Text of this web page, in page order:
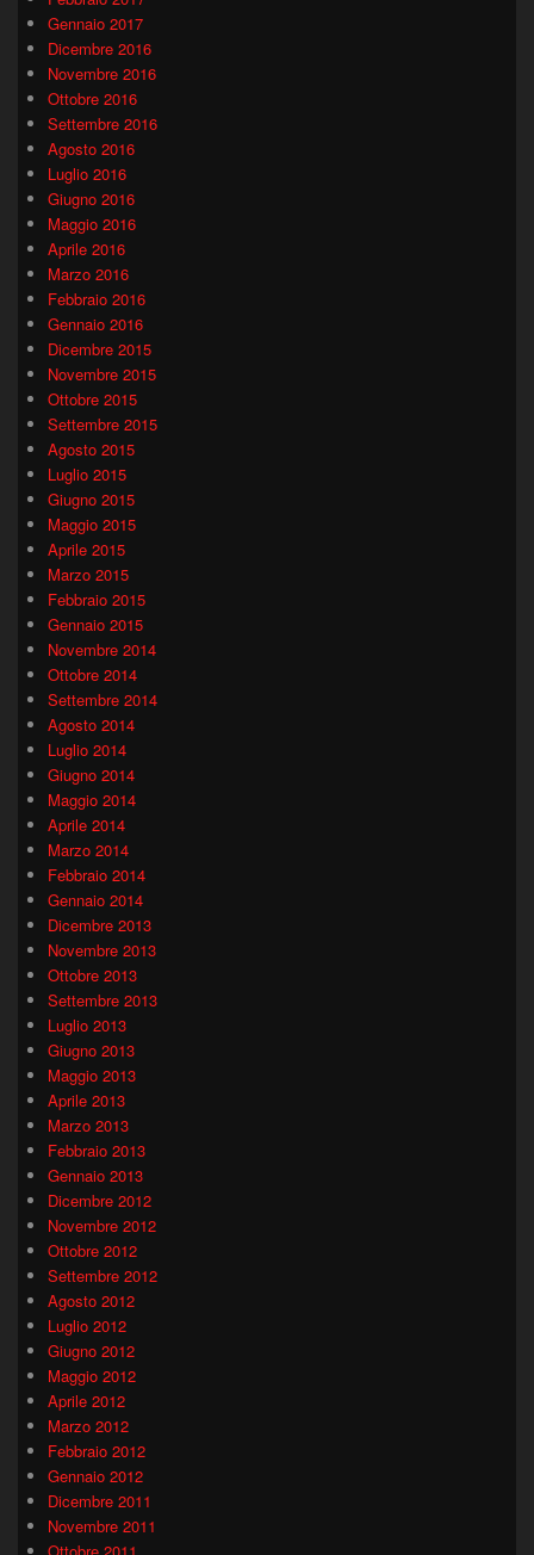
Gennaio 2017
Dicembre 2016
Novembre 2016
Ottobre 2016
Settembre 2016
Agosto 2016
Luglio 2016
Giugno 2016
Maggio 2016
Aprile 2016
Marzo 2016
Febbraio 2016
Gennaio 2016
Dicembre 2015
Novembre 2015
Ottobre 2015
Settembre 2015
Agosto 2015
Luglio 2015
Giugno 2015
Maggio 2015
Aprile 2015
Marzo 2015
Febbraio 2015
Gennaio 2015
Novembre 2014
Ottobre 2014
Settembre 2014
Agosto 2014
Luglio 2014
Giugno 2014
Maggio 2014
Aprile 2014
Marzo 2014
Febbraio 2014
Gennaio 2014
Dicembre 2013
Novembre 2013
Ottobre 2013
Settembre 2013
Luglio 2013
Giugno 2013
Maggio 2013
Aprile 2013
Marzo 2013
Febbraio 2013
Gennaio 2013
Dicembre 2012
Novembre 2012
Ottobre 2012
Settembre 2012
Agosto 2012
Luglio 2012
Giugno 2012
Maggio 2012
Aprile 2012
Marzo 2012
Febbraio 2012
Gennaio 2012
Dicembre 2011
Novembre 2011